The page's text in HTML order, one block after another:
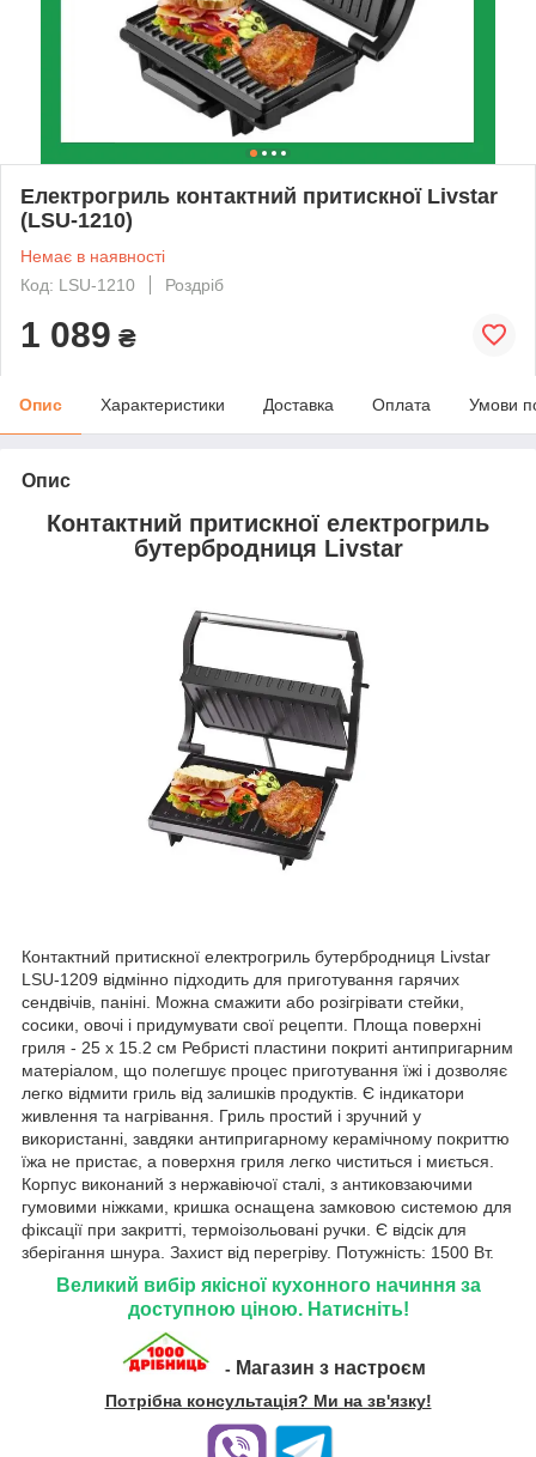
Електрогриль контактний притискної Livstar
(LSU-1210)
Немає в наявності
Код: LSU-1210
Роздріб
1 089 ₴
Опис Характеристики Доставка Оплата Умови
Опис
Контактний притискної електрогриль
бутербродниця Livstar
Контактний притискної електрогриль бутербродниця Livstar
LSU-1209 відмінно підходить для приготування гарячих
сендвічів, паніні. Можна смажити або розігрівати стейки,
сосики, овочі і придумувати свої рецепти. Площа поверхні
гриля - 25 х 15.2 см Ребристі пластини покриті антипригарним
матеріалом, що полегшує процес приготування їжі і дозволяє
легко відмити гриль від залишків продуктів. Є індикатори
живлення та нагрівання. Гриль простий і зручний у
використанні, завдяки антипригарному керамічному покриттю
їжа не пристає, а поверхня гриля легко чиститься і миється.
Корпус виконаний з нержавіючої сталі, з антиковзаючими
гумовими ніжками, кришка оснащена замковою системою для
фіксації при закритті, термоізольовані ручки. Є відсік для
зберігання шнура. Захист від перегріву. Потужність: 1500 Вт.
Великий вибір якісної кухонного начиння за
доступною ціною. Натисніть!
- Магазин з настроєм
Потрібна консультація? Ми на зв'язку!